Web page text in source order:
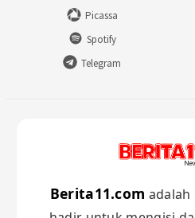
Picassa
Spotify
Telegram
Berita11.com